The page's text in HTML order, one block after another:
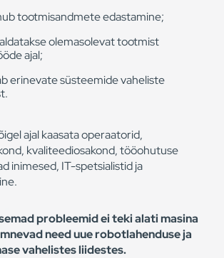
tootmisandmete edastamine;
olemasolevat tootmist
ajal;
erinevate süsteemide vaheliste
ajal kaasata operaatorid,
kvaliteediosakond, tööohutuse
inimesed, IT-spetsialistid ja
probleemid ei teki alati masina
need uue robotlahenduse ja
vahelistes liidestes.